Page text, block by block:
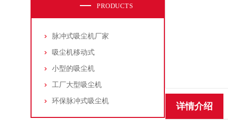
PRODUCTS
脉冲式吸尘机厂家
吸尘机移动式
小型的吸尘机
工厂大型吸尘机
环保脉冲式吸尘机
详情介绍